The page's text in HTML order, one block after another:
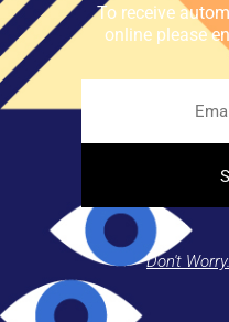
To receive
online please
Don't